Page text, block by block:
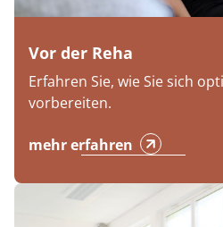
Vor der Reha
Erfahren Sie, wie Sie sich
vorbereiten.
mehr erfahren